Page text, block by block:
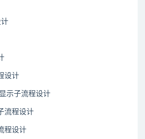
设计
示子流程设计
流程设计
程设计